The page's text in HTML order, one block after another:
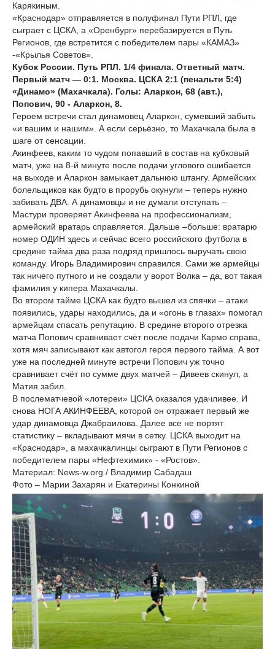
Карякиным.
«Краснодар» отправляется в полуфинал Пути РПЛ, где
сыграет с ЦСКА, а «Оренбург» перебазируется в Путь
Регионов, где встретится с победителем пары «КАМАЗ»
-«Крылья Советов».
Кубок России. Путь РПЛ. 1/4 финала. Ответный матч.
Первый матч — 0:1. Москва. ЦСКА 2:1 (пенальти 5:4)
«Динамо» (Махачкала). Голы: Аларкон, 68 (авт.),
Попович, 90 - Аларкон, 8.
Героем встречи стал динамовец Аларкон, сумевший забыть
«и вашим и нашим». А если серьёзно, то Махачкала была в
шаге от сенсации.
Акинфеев, каким то чудом попавший в состав на кубковый
матч, уже на 8-й минуте после подачи углового ошибается
на выходе и Аларкон замыкает дальнюю штангу. Армейских
болельщиков как будто в прорубь окунули – теперь нужно
забивать ДВА. А динамовцы и не думали отступать –
Мастури проверяет Акинфеева на профессионализм,
армейский вратарь справляется. Дальше –больше: вратарю
номер ОДИН здесь и сейчас всего российского футбола в
средине тайма два раза подряд пришлось выручать свою
команду. Игорь Владимирович справился. Сами же армейцы
так ничего путного и не создали у ворот Волка – да, вот такая
фамилия у кипера Махачкалы.
Во втором тайме ЦСКА как будто вышел из спячки – атаки
появились, удары находились, да и «огонь в глазах» помогал
армейцам спасать репутацию. В средине второго отрезка
матча Попович сравнивает счёт после подачи Кармо справа,
хотя мяч записывают как автогол героя первого тайма. А вот
уже на последней минуте встречи Попович уж точно
сравнивает счёт по сумме двух матчей – Дивеев скинул, а
Матия забил.
В послематчевой «лотереи» ЦСКА оказался удачливее. И
снова НОГА АКИНФЕЕВА, которой он отражает первый же
удар динамовца Джабраилова. Далее все не портят
статистику – вкладывают мячи в сетку. ЦСКА выходит на
«Краснодар», а махачкалинцы сыграют в Пути Регионов с
победителем пары «Нефтехимик» - «Ростов».
Материал: News-w.org / Владимир Сабадаш
Фото – Марии Захарян и Екатерины Конкиной